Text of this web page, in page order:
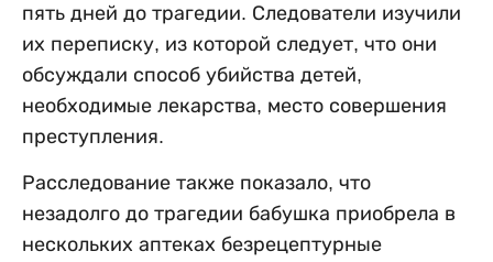
пять дней до трагедии. Следователи изучили
их переписку, из которой следует, что они
обсуждали способ убийства детей,
необходимые лекарства, место совершения
преступления.
Расследование также показало, что
незадолго до трагедии бабушка приобрела в
нескольких аптеках безрецептурные